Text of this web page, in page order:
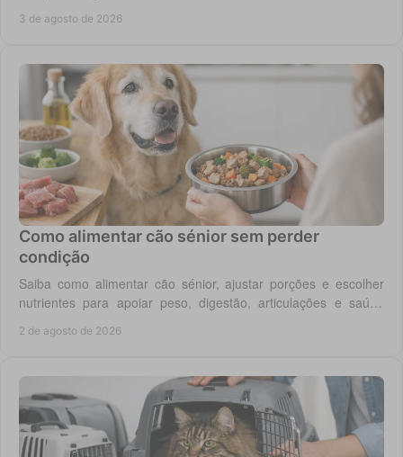
3 de agosto de 2026
Como alimentar cão sénior sem perder
condição
Saiba como alimentar cão sénior, ajustar porções e escolher
nutrientes para apoiar peso, digestão, articulações e saúde
2 de agosto de 2026